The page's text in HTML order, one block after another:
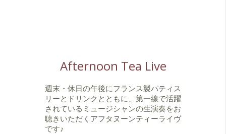
Afternoon Tea Live
週末・休日の午後にフランス製パティス
リーとドリンクとともに、第一線で活躍
されているミュージシャンの生演奏をお
聴きいただくアフタヌーンティーライヴ
です♪